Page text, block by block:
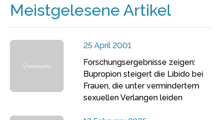
Meistgelesene Artikel
25 April 2001
Forschungsergebnisse zeigen:
Bupropion steigert die Libido bei
Frauen, die unter vermindertem
sexuellen Verlangen leiden